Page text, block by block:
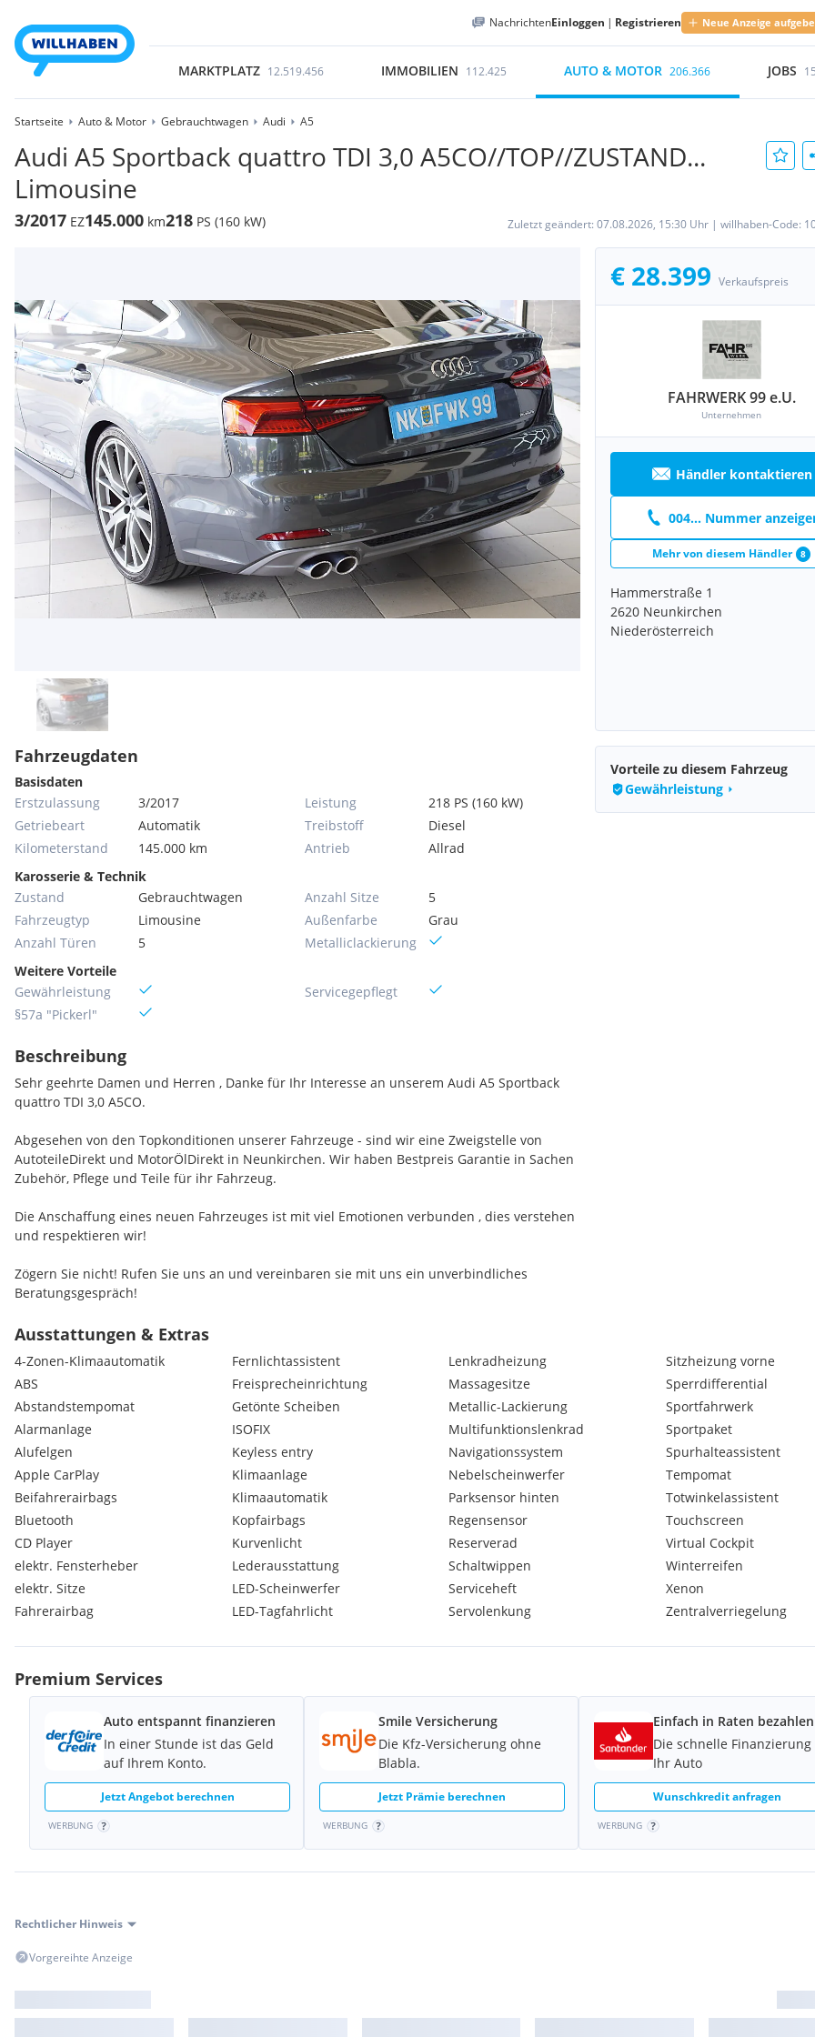
NachrichtenEinloggen | Registrieren Neue Anzeige
MARKTPLATZ 12.519.456 IMMOBILIEN 112.425 AUTO & MOTOR 206.366 JOBS
Startseite Auto & Motor Gebrauchtwagen Audi A5
Audi A5 Sportback quattro TDI 3,0 A5CO//TOP//ZUSTAND...
Limousine
3/2017 EZ145.000 km218 PS (160 kW) Zuletzt geändert: 07.08.2026, 15:30 Uhr | willhaben-Code:
€ 28.399 Verkaufspreis
FAHRWERK 99 e.U.
Unternehmen
Händler kontaktieren
004... Nummer
Mehr von diesem Händler 8
Hammerstraße 1
2620 Neunkirchen
Niederösterreich
Fahrzeugdaten
Basisdaten
Erstzulassung
3/2017
Getriebeart
Automatik
Kilometerstand
145.000 km
Leistung
218 PS (160 kW)
Treibstoff
Diesel
Antrieb
Allrad
Karosserie & Technik
Zustand
Gebrauchtwagen
Fahrzeugtyp
Limousine
Anzahl Türen
5
Anzahl Sitze
5
Außenfarbe
Grau
Metallic­lackierung
Weitere Vorteile
Gewährleistung
§57a "Pickerl"
Servicegepflegt
Beschreibung
Sehr geehrte Damen und Herren , Danke für Ihr Interesse an unserem Audi A5 Sportback
quattro TDI 3,0 A5CO.
Abgesehen von den Topkonditionen unserer Fahrzeuge - sind wir eine Zweigstelle von
AutoteileDirekt und MotorÖlDirekt in Neunkirchen. Wir haben Bestpreis Garantie in Sachen
Zubehör, Pflege und Teile für ihr Fahrzeug.
Die Anschaffung eines neuen Fahrzeuges ist mit viel Emotionen verbunden , dies verstehen
und respektieren wir!
Zögern Sie nicht! Rufen Sie uns an und vereinbaren sie mit uns ein unverbindliches
Beratungsgespräch!
losfahren unbedingt einen Termin zu vereinbaren.
Folgen Sie uns auf Social Media!
Instagram: Fahrwerk99
Facebook: Fahrwerk99
TikTok: Fahrwerk99
Zum Fahrzeug:
Angebotsstruktur
04H
Benennung
S line
Merkmal
CO2 Variante
0C0
Merkmal
Kraftstoffsysteme
Benennung
Kraftstoffsystem Diesel
Fertigungsablauf-Differenzierung
Benennung
Fertigungsablauf Standard
Benennung
Merkmal
Benennung
Vorteile zu diesem Fahrzeug
Gewährleistung
Ausstattungen & Extras
4-Zonen-Klimaautomatik
ABS
Abstandstempomat
Alarmanlage
Alufelgen
Apple CarPlay
Beifahrerairbags
Bluetooth
CD Player
elektr. Fensterheber
elektr. Sitze
Fahrerairbag
Fernlichtassistent
Freisprecheinrichtung
Getönte Scheiben
ISOFIX
Keyless entry
Klimaanlage
Klimaautomatik
Kopfairbags
Kurvenlicht
Lederausstattung
LED-Scheinwerfer
LED-Tagfahrlicht
Lenkradheizung
Massagesitze
Metallic-Lackierung
Multifunktionslenkrad
Navigationssystem
Nebelscheinwerfer
Parksensor hinten
Regensensor
Reserverad
Schaltwippen
Serviceheft
Servolenkung
Sitzheizung vorne
Sperrdifferential
Sportfahrwerk
Sportpaket
Spurhalteassistent
Tempomat
Totwinkelassistent
Touchscreen
Virtual Cockpit
Winterreifen
Xenon
Zentralverriegelung
Premium Services
Auto entspannt finanzieren
In einer Stunde ist das Geld
auf Ihrem Konto.
Jetzt Angebot berechnen
WERBUNG
Smile Versicherung
Die Kfz-Versicherung ohne
Blabla.
Jetzt Prämie berechnen
WERBUNG
Einfach in Raten bezahlen
Die schnelle
Ihr Auto
Wunschkredit anfragen
WERBUNG
Rechtlicher Hinweis
Vorgereihte Anzeige